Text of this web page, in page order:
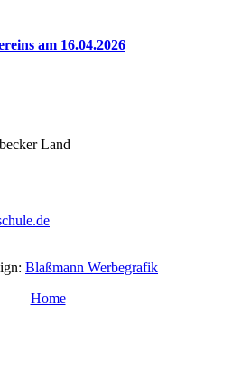
am 16.04.2026
Land
Blaßmann Werbegrafik
Home